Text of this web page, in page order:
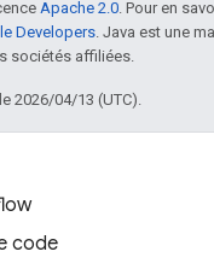
Apache 2.0. Pour en
Developers. Java est une
sociétés affiliées.
2026/04/13 (UTC).
code